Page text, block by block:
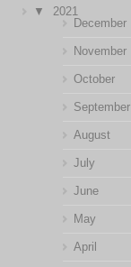
2021
December
November
October
September
August
July
June
May
April